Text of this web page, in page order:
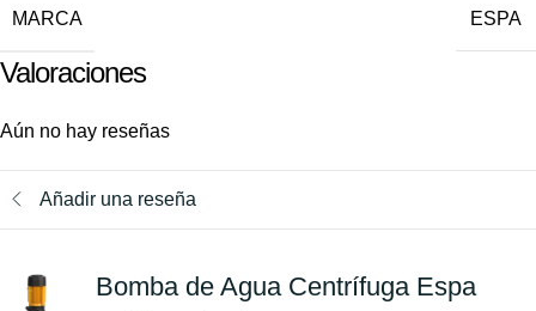
MARCA ESPA
Valoraciones
Aún no hay reseñas
Añadir una reseña
Bomba de Agua Centrífuga Espa